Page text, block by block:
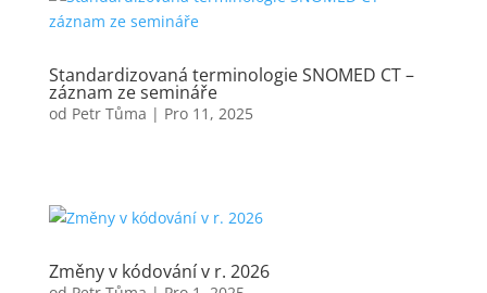
Standardizovaná terminologie SNOMED CT –
záznam ze semináře
od Petr Tůma | Pro 11, 2025
Změny v kódování v r. 2026